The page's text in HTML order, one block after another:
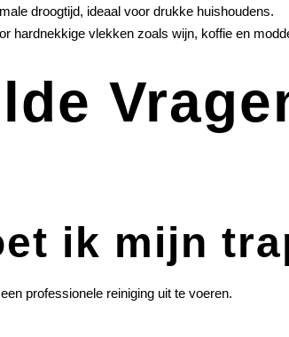
droogtijd, ideaal voor drukke huishoudens.
hardnekkige vlekken zoals wijn, koffie en
ik mijn
een professionele reiniging uit te voeren.